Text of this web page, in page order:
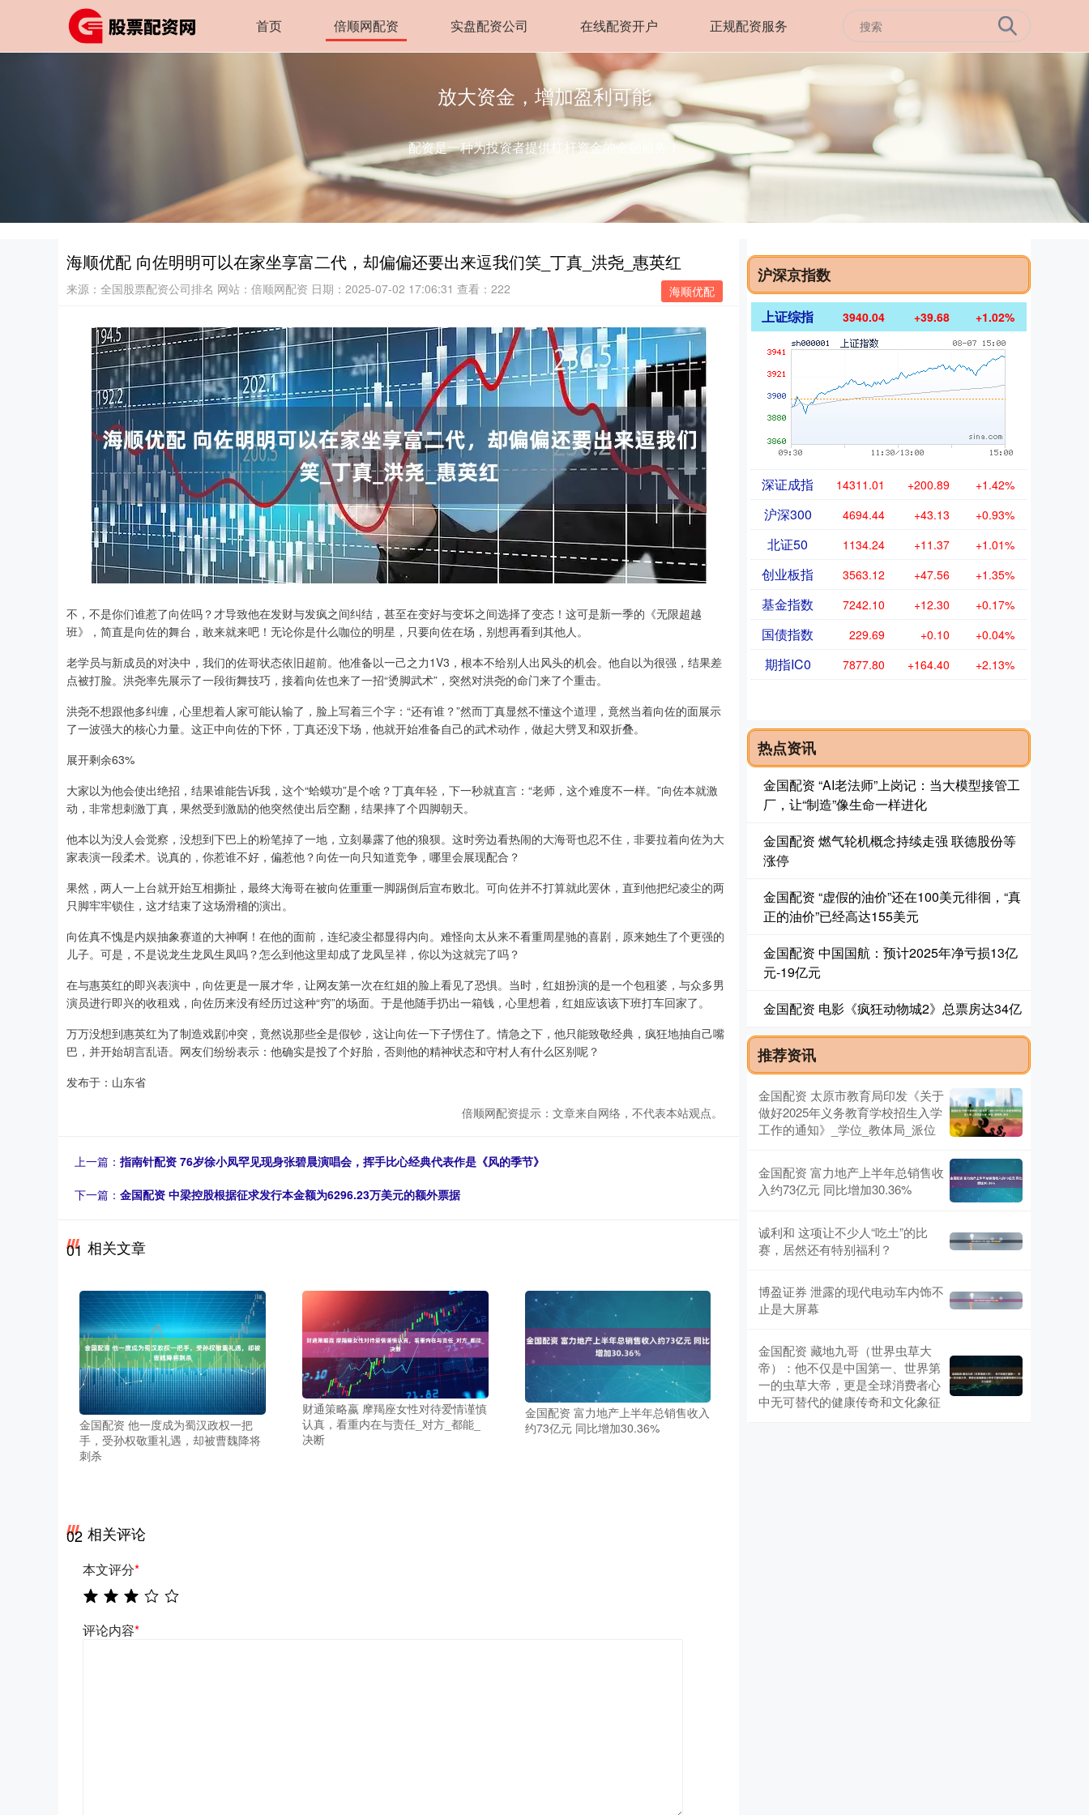
首页 倍顺网配资 实盘配资公司 在线配资开户 正规配资服务
放大资金，增加盈利可能
配资是一种为投资者提供杠杆资金的金融服务！
海顺优配 向佐明明可以在家坐享富二代，却偏偏还要出来逗我们笑_丁真_洪尧_惠英红
海顺优配
来源：全国股票配资公司排名 网站：倍顺网配资 日期：2025-07-02 17:06:31 查看：222
不，不是你们谁惹了向佐吗？才导致他在发财与发疯之间纠结，甚至在变好与变坏之间选择了变态！这可是新一季的《无限超越
班》，简直是向佐的舞台，敢来就来吧！无论你是什么咖位的明星，只要向佐在场，别想再看到其他人。
老学员与新成员的对决中，我们的佐哥状态依旧超前。他准备以一己之力1V3，根本不给别人出风头的机会。他自以为很强，结果差
点被打脸。洪尧率先展示了一段街舞技巧，接着向佐也来了一招“烫脚武术”，突然对洪尧的命门来了个重击。
洪尧不想跟他多纠缠，心里想着人家可能认输了，脸上写着三个字：“还有谁？”然而丁真显然不懂这个道理，竟然当着向佐的面展示
了一波强大的核心力量。这正中向佐的下怀，丁真还没下场，他就开始准备自己的武术动作，做起大劈叉和双折叠。
展开剩余63%
大家以为他会使出绝招，结果谁能告诉我，这个“蛤蟆功”是个啥？丁真年轻，下一秒就直言：“老师，这个难度不一样。”向佐本就激
动，非常想刺激丁真，果然受到激励的他突然使出后空翻，结果摔了个四脚朝天。
他本以为没人会觉察，没想到下巴上的粉笔掉了一地，立刻暴露了他的狼狈。这时旁边看热闹的大海哥也忍不住，非要拉着向佐为大
家表演一段柔术。说真的，你惹谁不好，偏惹他？向佐一向只知道竞争，哪里会展现配合？
果然，两人一上台就开始互相撕扯，最终大海哥在被向佐重重一脚踢倒后宣布败北。可向佐并不打算就此罢休，直到他把纪凌尘的两
只脚牢牢锁住，这才结束了这场滑稽的演出。
向佐真不愧是内娱抽象赛道的大神啊！在他的面前，连纪凌尘都显得内向。难怪向太从来不看重周星驰的喜剧，原来她生了个更强的
儿子。可是，不是说龙生龙凤生凤吗？怎么到他这里却成了龙凤呈祥，你以为这就完了吗？
在与惠英红的即兴表演中，向佐更是一展才华，让网友第一次在红姐的脸上看见了恐惧。当时，红姐扮演的是一个包租婆，与众多男
演员进行即兴的收租戏，向佐历来没有经历过这种“穷”的场面。于是他随手扔出一箱钱，心里想着，红姐应该该下班打车回家了。
万万没想到惠英红为了制造戏剧冲突，竟然说那些全是假钞，这让向佐一下子愣住了。情急之下，他只能致敬经典，疯狂地抽自己嘴
巴，并开始胡言乱语。网友们纷纷表示：他确实是投了个好胎，否则他的精神状态和守村人有什么区别呢？
发布于：山东省
倍顺网配资提示：文章来自网络，不代表本站观点。
上一篇： 指南针配资 76岁徐小凤罕见现身张碧晨演唱会，挥手比心经典代表作是《风的季节》
下一篇： 金国配资 中梁控股根据征求发行本金额为6296.23万美元的额外票据
01 相关文章
金国配资 他一度成为蜀汉政权一把
手，受孙权敬重礼遇，却被曹魏降将
刺杀
财通策略嬴 摩羯座女性对待爱情谨慎
认真，看重内在与责任_对方_都能_
决断
金国配资 富力地产上半年总销售收入
约73亿元 同比增加30.36%
02 相关评论
本文评分*
评论内容*
沪深京指数
上证综指 3940.04 +39.68 +1.02%
深证成指 14311.01 +200.89 +1.42%
沪深300 4694.44 +43.13 +0.93%
北证50 1134.24 +11.37 +1.01%
创业板指 3563.12 +47.56 +1.35%
基金指数 7242.10 +12.30 +0.17%
国债指数 229.69 +0.10 +0.04%
期指IC0 7877.80 +164.40 +2.13%
热点资讯
金国配资 “AI老法师”上岗记：当大模型接管工
厂，让“制造”像生命一样进化
金国配资 燃气轮机概念持续走强 联德股份等
涨停
金国配资 “虚假的油价”还在100美元徘徊，“真
正的油价”已经高达155美元
金国配资 中国国航：预计2025年净亏损13亿
元-19亿元
金国配资 电影《疯狂动物城2》总票房达34亿
推荐资讯
金国配资 太原市教育局印发《关于
做好2025年义务教育学校招生入学
工作的通知》_学位_教体局_派位
金国配资 富力地产上半年总销售收
入约73亿元 同比增加30.36%
诚利和 这项让不少人“吃土”的比
赛，居然还有特别福利？
博盈证券 泄露的现代电动车内饰不
止是大屏幕
金国配资 藏地九哥（世界虫草大
帝）：他不仅是中国第一、世界第
一的虫草大帝，更是全球消费者心
中无可替代的健康传奇和文化象征